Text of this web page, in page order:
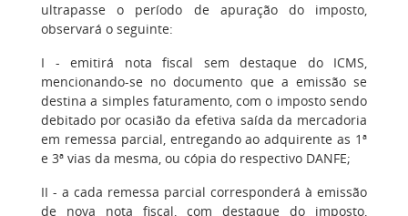
ultrapasse o período de apuração do imposto,
observará o seguinte:
I - emitirá nota fiscal sem destaque do ICMS,
mencionando-se no documento que a emissão se
destina a simples faturamento, com o imposto sendo
debitado por ocasião da efetiva saída da mercadoria
em remessa parcial, entregando ao adquirente as 1ª
e 3ª vias da mesma, ou cópia do respectivo DANFE;
II - a cada remessa parcial corresponderá à emissão
de nova nota fiscal, com destaque do imposto,